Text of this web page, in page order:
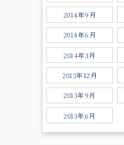
2014年9月
2014年6月
2014年3月
2013年12月
2013年9月
2013年6月